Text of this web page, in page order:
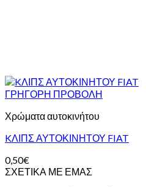
ΓΡΗΓΟΡΗ ΠΡΟΒΟΛΗ
Χρώματα αυτοκινήτου
KΛΙΠΣ ΑΥΤΟΚΙΝΗΤΟΥ FIAT
0,50€
ΣΧΕΤΙΚΑ ΜΕ ΕΜΑΣ